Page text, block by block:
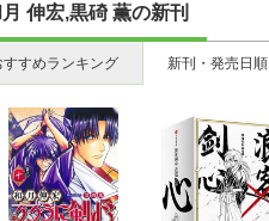
伸宏,黒碕 薫の新刊
すすめランキング 新刊・発売日順